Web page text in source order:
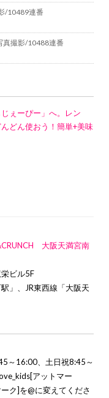
/10489連番
真撮影/10488連番
ぇーぴー」へ。レン
どん使おう！簡単+美味
大阪天満宮南
ビル5F
」、JR東西線「大阪天
～16:00、土日祝8:45～
アットマー
ク]を@に変えてくださ